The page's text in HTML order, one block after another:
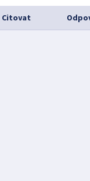
Citovat